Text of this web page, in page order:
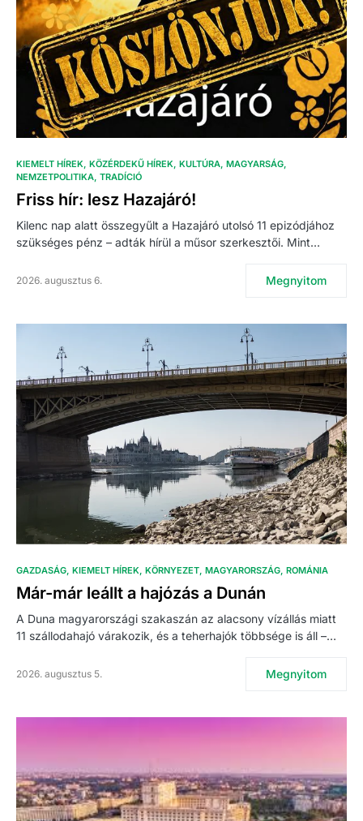
KIEMELT HÍREK KÖZÉRDEKŰ HÍREK KULTÚRA MAGYARSÁG
NEMZETPOLITIKA TRADÍCIÓ
Friss hír: lesz Hazajáró!
Kilenc nap alatt összegyűlt a Hazajáró utolsó 11 epizódjához
szükséges pénz – adták hírül a műsor szerkesztői. Mint…
2026. augusztus 6. Megnyitom
GAZDASÁG KIEMELT HÍREK KÖRNYEZET MAGYARORSZÁG ROMÁNIA
Már-már leállt a hajózás a Dunán
A Duna magyarországi szakaszán az alacsony vízállás miatt
11 szállodahajó várakozik, és a teherhajók többsége is áll –…
2026. augusztus 5. Megnyitom